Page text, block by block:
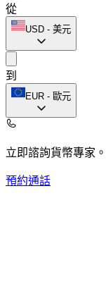
從
USD - 美元
到
EUR - 歐元
立即諮詢貨幣專家。
預約通話